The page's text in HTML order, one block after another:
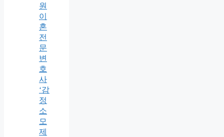
원
이
혼
전
문
변
호
사
‘감
정
소
모
제